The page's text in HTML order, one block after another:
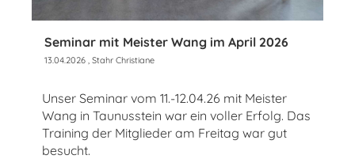
Seminar mit Meister Wang im April 2026
13.04.2026 , Stahr Christiane
Unser Seminar vom 11.-12.04.26 mit Meister
Wang in Taunusstein war ein voller Erfolg. Das
Training der Mitglieder am Freitag war gut
besucht.